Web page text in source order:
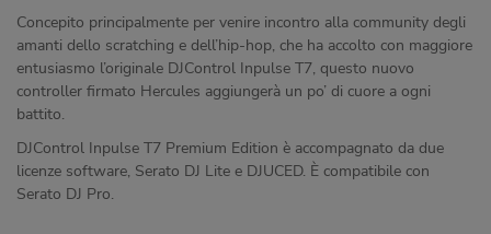
Concepito principalmente per venire incontro alla community degli
amanti dello scratching e dell’hip-hop, che ha accolto con maggiore
entusiasmo l’originale DJControl Inpulse T7, questo nuovo
controller firmato Hercules aggiungerà un po’ di cuore a ogni
battito.
DJControl Inpulse T7 Premium Edition è accompagnato da due
licenze software, Serato DJ Lite e DJUCED. È compatibile con
Serato DJ Pro.